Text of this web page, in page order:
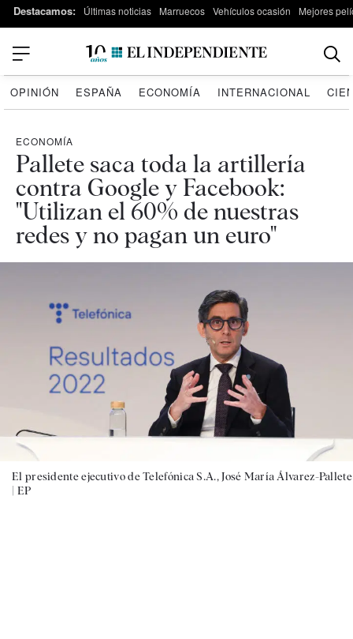
Destacamos: Últimas noticias Marruecos Vehículos ocasión Mejores
OPINIÓN ESPAÑA ECONOMÍA INTERNACIONAL
ECONOMÍA
Pallete saca toda la artillería
contra Google y Facebook:
"Utilizan el 60% de nuestras
redes y no pagan un euro"
El presidente ejecutivo de Telefónica S.A., José María Álvarez-Pallete
| EP